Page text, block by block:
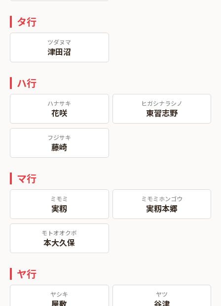
タ行
ツダヌマ
津田沼
ハ行
ハナサキ
花咲
ヒガシナラシノ
東習志野
フジサキ
藤崎
マ行
ミモミ
実籾
ミモミホンゴウ
実籾本郷
モトオオクボ
本大久保
ヤ行
ヤシキ
屋敷
ヤツ
谷津